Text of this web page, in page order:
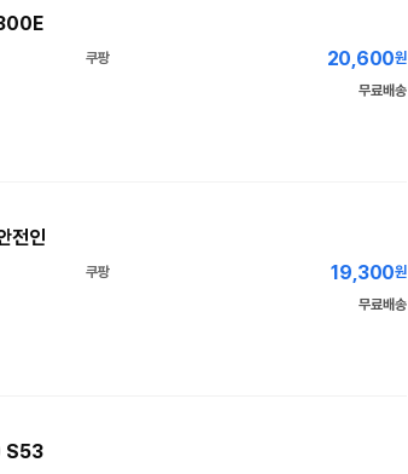
쿠팡 20,600원
무료배송
전인
쿠팡 19,300원
무료배송
S53